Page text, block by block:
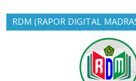
RDM (RAPOR DIGITAL